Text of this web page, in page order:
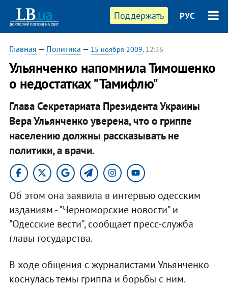
Поддержать РУС
Главная — Политика — 15 ноября 2009, 12:36
Ульянченко напомнила Тимошенко
о недостатках "Тамифлю"
Глава Секретариата Президента Украины
Вера Ульянченко уверена, что о гриппе
населению должны рассказывать не
политики, а врачи.
Об этом она заявила в интервью одесским
изданиям - "Черноморские новости" и
"Одесские вести", сообщает пресс-служба
главы государства.
В ходе общения с журналистами Ульянченко
коснулась темы гриппа и борьбы с ним.